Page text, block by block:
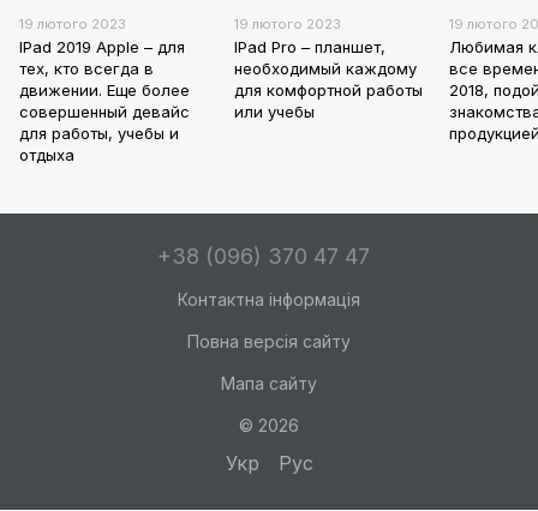
19 лютого 2023
IPad 2019 Apple – для
тех, кто всегда в
движении. Еще более
совершенный девайс
для работы, учебы и
отдыха
19 лютого 2023
IPad Pro – планшет,
необходимый каждому
для комфортной работы
или учебы
19 лютого
Любимая
все
2018,
+38 (096) 370 47 47
Контактна інформація
Повна версія сайту
Мапа сайту
© 2026
Укр Рус